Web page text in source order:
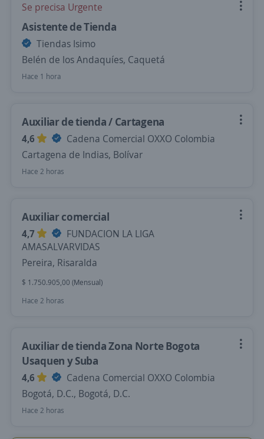
Se precisa Urgente
Asistente de Tienda
Tiendas Isimo
Belén de los Andaquíes, Caquetá
Hace 1 hora
Auxiliar de tienda / Cartagena
4,6
Cadena Comercial OXXO Colombia
Cartagena de Indias, Bolívar
Hace 2 horas
Auxiliar comercial
4,7
FUNDACION LA LIGA
AMASALVARVIDAS
Pereira, Risaralda
$ 1.750.905,00 (Mensual)
Hace 2 horas
Auxiliar de tienda Zona Norte Bogota
Usaquen y Suba
4,6
Cadena Comercial OXXO Colombia
Bogotá, D.C., Bogotá, D.C.
Hace 2 horas